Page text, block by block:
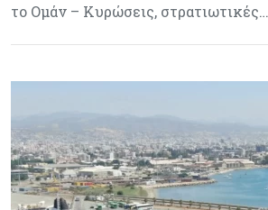
το Ομάν – Κυρώσεις, στρατιωτικές…